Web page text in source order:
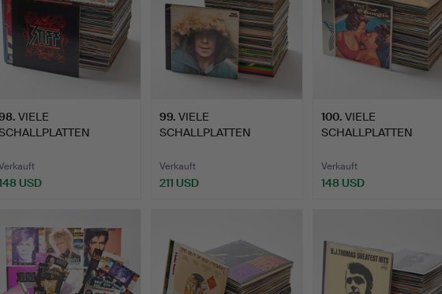
. VIELE
USD
99. VIELE
SCHALLPLATTEN
(1…
Verkauft
211 USD
100. VIELE
SCHALLPLATTEN
(1…
Verkauft
148 USD